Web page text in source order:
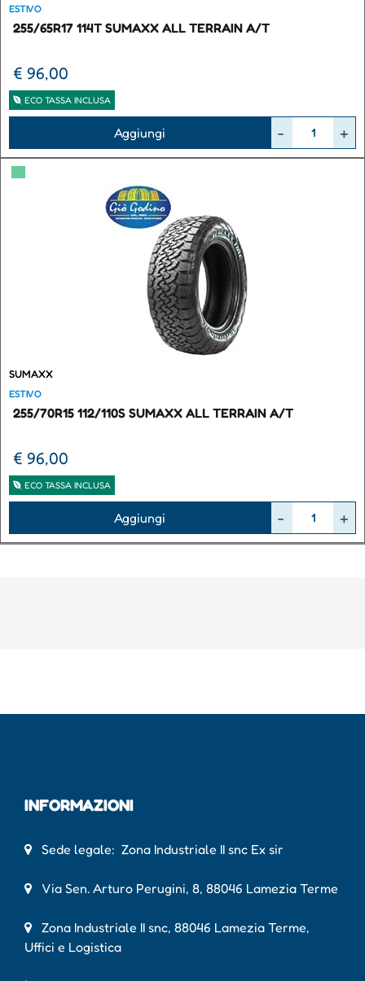
ESTIVO
255/65R17 114T SUMAXX ALL TERRAIN A/T
€ 96,00
ECO TASSA INCLUSA
Aggiungi
▀
SUMAXX
ESTIVO
255/70R15 112/110S SUMAXX ALL TERRAIN A/T
€ 96,00
ECO TASSA INCLUSA
Aggiungi
INFORMAZIONI
Sede legale: Zona Industriale II snc Ex sir
Via Sen. Arturo Perugini, 8, 88046 Lamezia Terme
Zona Industriale II snc, 88046 Lamezia Terme,
Uffici e Logistica